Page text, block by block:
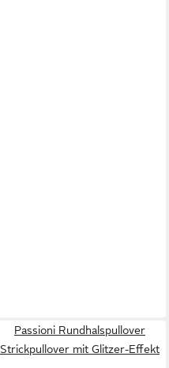
Passioni Rundhalspullover
Strickpullover mit Glitzer-Effekt